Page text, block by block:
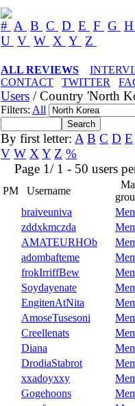
# A B C D E F G
U V W X Y Z
ALL REVIEWS
CONTACT
TWITTER
Users / Country 'North
Filters: All
By first letter: A B C D E
V W X Y Z %
Page 1/ 1 - 50 users
PM Username
braiveuniva
zddxkmczda
AMATEURHOb
adombafteme
frokIrriffBew
Soydayenate
EngitenAtNita
AmoseTusesoni
Creellenats
Diana
DrodiaStabrot
xxadoyxxy
Gogehoons